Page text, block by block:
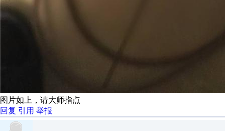
图片如上，请大师指点
回复 引用 举报